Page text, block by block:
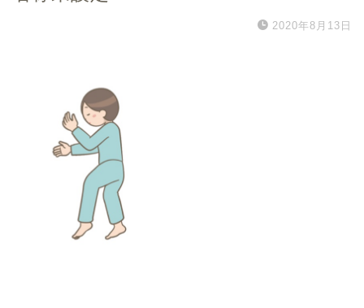
2020年8月13日